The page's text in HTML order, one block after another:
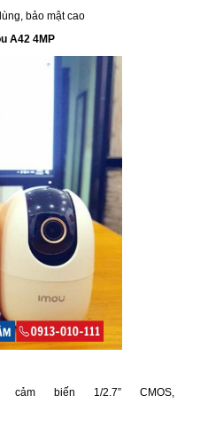
bảo mật cao
A42 4MP
biến 1/2.7” CMOS,